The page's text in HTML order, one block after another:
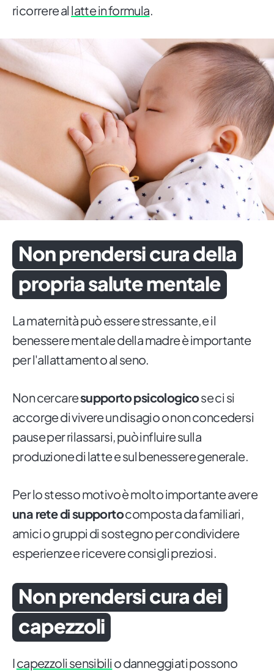
ricorrere al latte in formula.
Non prendersi cura della
propria salute mentale
La maternità può essere stressante, e il
benessere mentale della madre è importante
per l'allattamento al seno.
Non cercaresupporto psicologicose ci si
accorge di vivere un disagio o non concedersi
pause per rilassarsi, può influire sulla
produzione di latte e sul benessere generale.
Per lo stesso motivo è molto importante avere
una rete di supportocomposta da familiari,
amici o gruppi di sostegno per condividere
esperienze e ricevere consigli preziosi.
Non prendersi cura dei
capezzoli
Icapezzoli sensibili o danneggiati possono